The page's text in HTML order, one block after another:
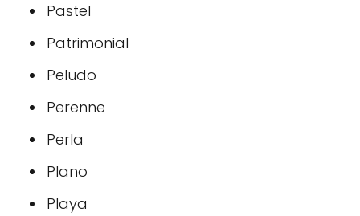
Pastel
Patrimonial
Peludo
Perenne
Perla
Plano
Playa